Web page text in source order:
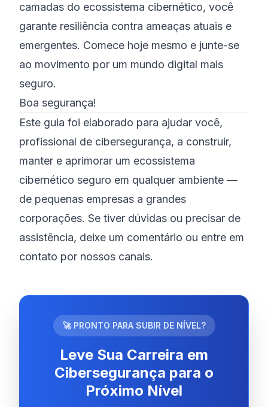
camadas do ecossistema cibernético, você
garante resiliência contra ameaças atuais e
emergentes. Comece hoje mesmo e junte-se
ao movimento por um mundo digital mais
seguro.
Boa segurança!
Este guia foi elaborado para ajudar você,
profissional de cibersegurança, a construir,
manter e aprimorar um ecossistema
cibernético seguro em qualquer ambiente —
de pequenas empresas a grandes
corporações. Se tiver dúvidas ou precisar de
assistência, deixe um comentário ou entre em
contato por nossos canais.
🚀 PRONTO PARA SUBIR DE NÍVEL?
Leve Sua Carreira em
Cibersegurança para o
Próximo Nível